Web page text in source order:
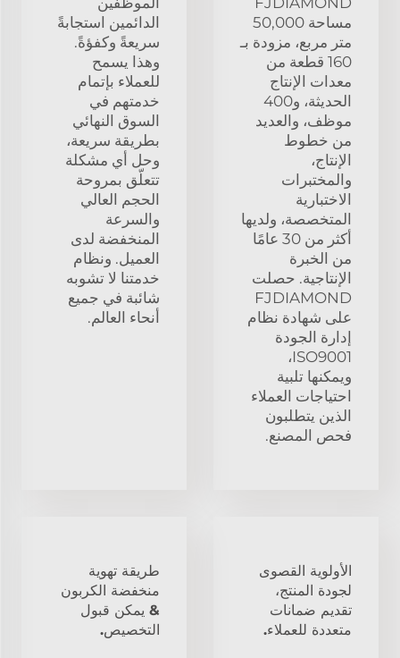
مساحة 50,000
متر مربع، مزودة بـ
160 قطعة من
معدات الإنتاج
الحديثة، و400
موظف، والعديد
من خطوط
الإنتاج،
والمختبرات
الاختبارية
المتخصصة، ولديها
أكثر من 30 عامًا
من الخبرة
الإنتاجية. حصلت
FJDIAMOND
على شهادة نظام
إدارة الجودة
ISO9001،
ويمكنها تلبية
احتياجات العملاء
الذين يتطلبون
فحص المصنع.
الدائمين استجابةً
سريعةً وكفؤةً.
وهذا يسمح
للعملاء بإتمام
خدمتهم في
السوق النهائي
بطريقة سريعة،
وحل أي مشكلة
تتعلّق بمروحة
الحجم العالي
والسرعة
المنخفضة لدى
العميل. ونظام
خدمتنا لا تشوبه
شائبة في جميع
أنحاء العالم.
الأولوية القصوى
لجودة المنتج،
تقديم ضمانات
متعددة للعملاء.
طريقة تهوية
منخفضة الكربون
& يمكن قبول
التخصيص.